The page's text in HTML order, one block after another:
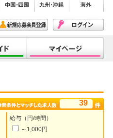
39
給与（円/時間）
～1,000円